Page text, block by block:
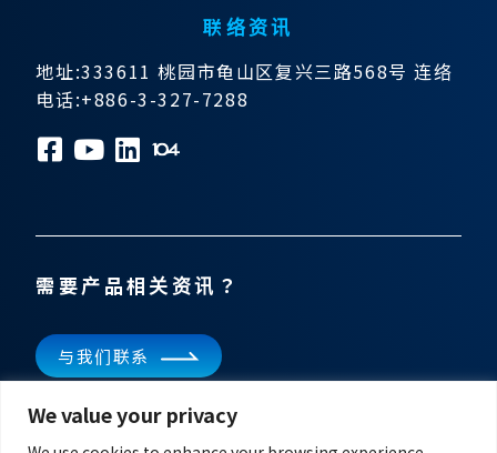
We value your privacy
联络资讯
地址:333611 桃园市龟山区复兴三路568号 连络
电话:+886-3-327-7288
订阅电子报
需要产品相关资讯？
与我们联系